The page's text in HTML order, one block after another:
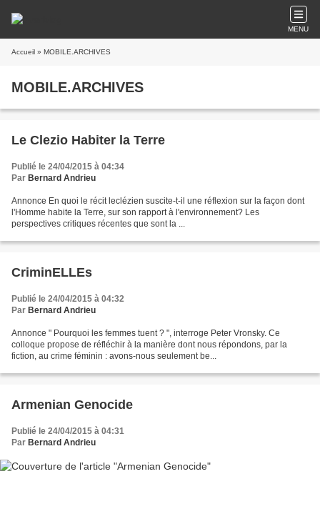
MENU
Accueil » MOBILE.ARCHIVES
MOBILE.ARCHIVES
Le Clezio Habiter la Terre
Publié le 24/04/2015 à 04:34
Par Bernard Andrieu
Annonce En quoi le récit leclézien suscite-t-il une réflexion sur la façon dont
l'Homme habite la Terre, sur son rapport à l'environnement? Les
perspectives critiques récentes que sont la ...
CriminELLEs
Publié le 24/04/2015 à 04:32
Par Bernard Andrieu
Annonce " Pourquoi les femmes tuent ? ", interroge Peter Vronsky. Ce
colloque propose de réfléchir à la manière dont nous répondons, par la
fiction, au crime féminin : avons-nous seulement be...
Armenian Genocide
Publié le 24/04/2015 à 04:31
Par Bernard Andrieu